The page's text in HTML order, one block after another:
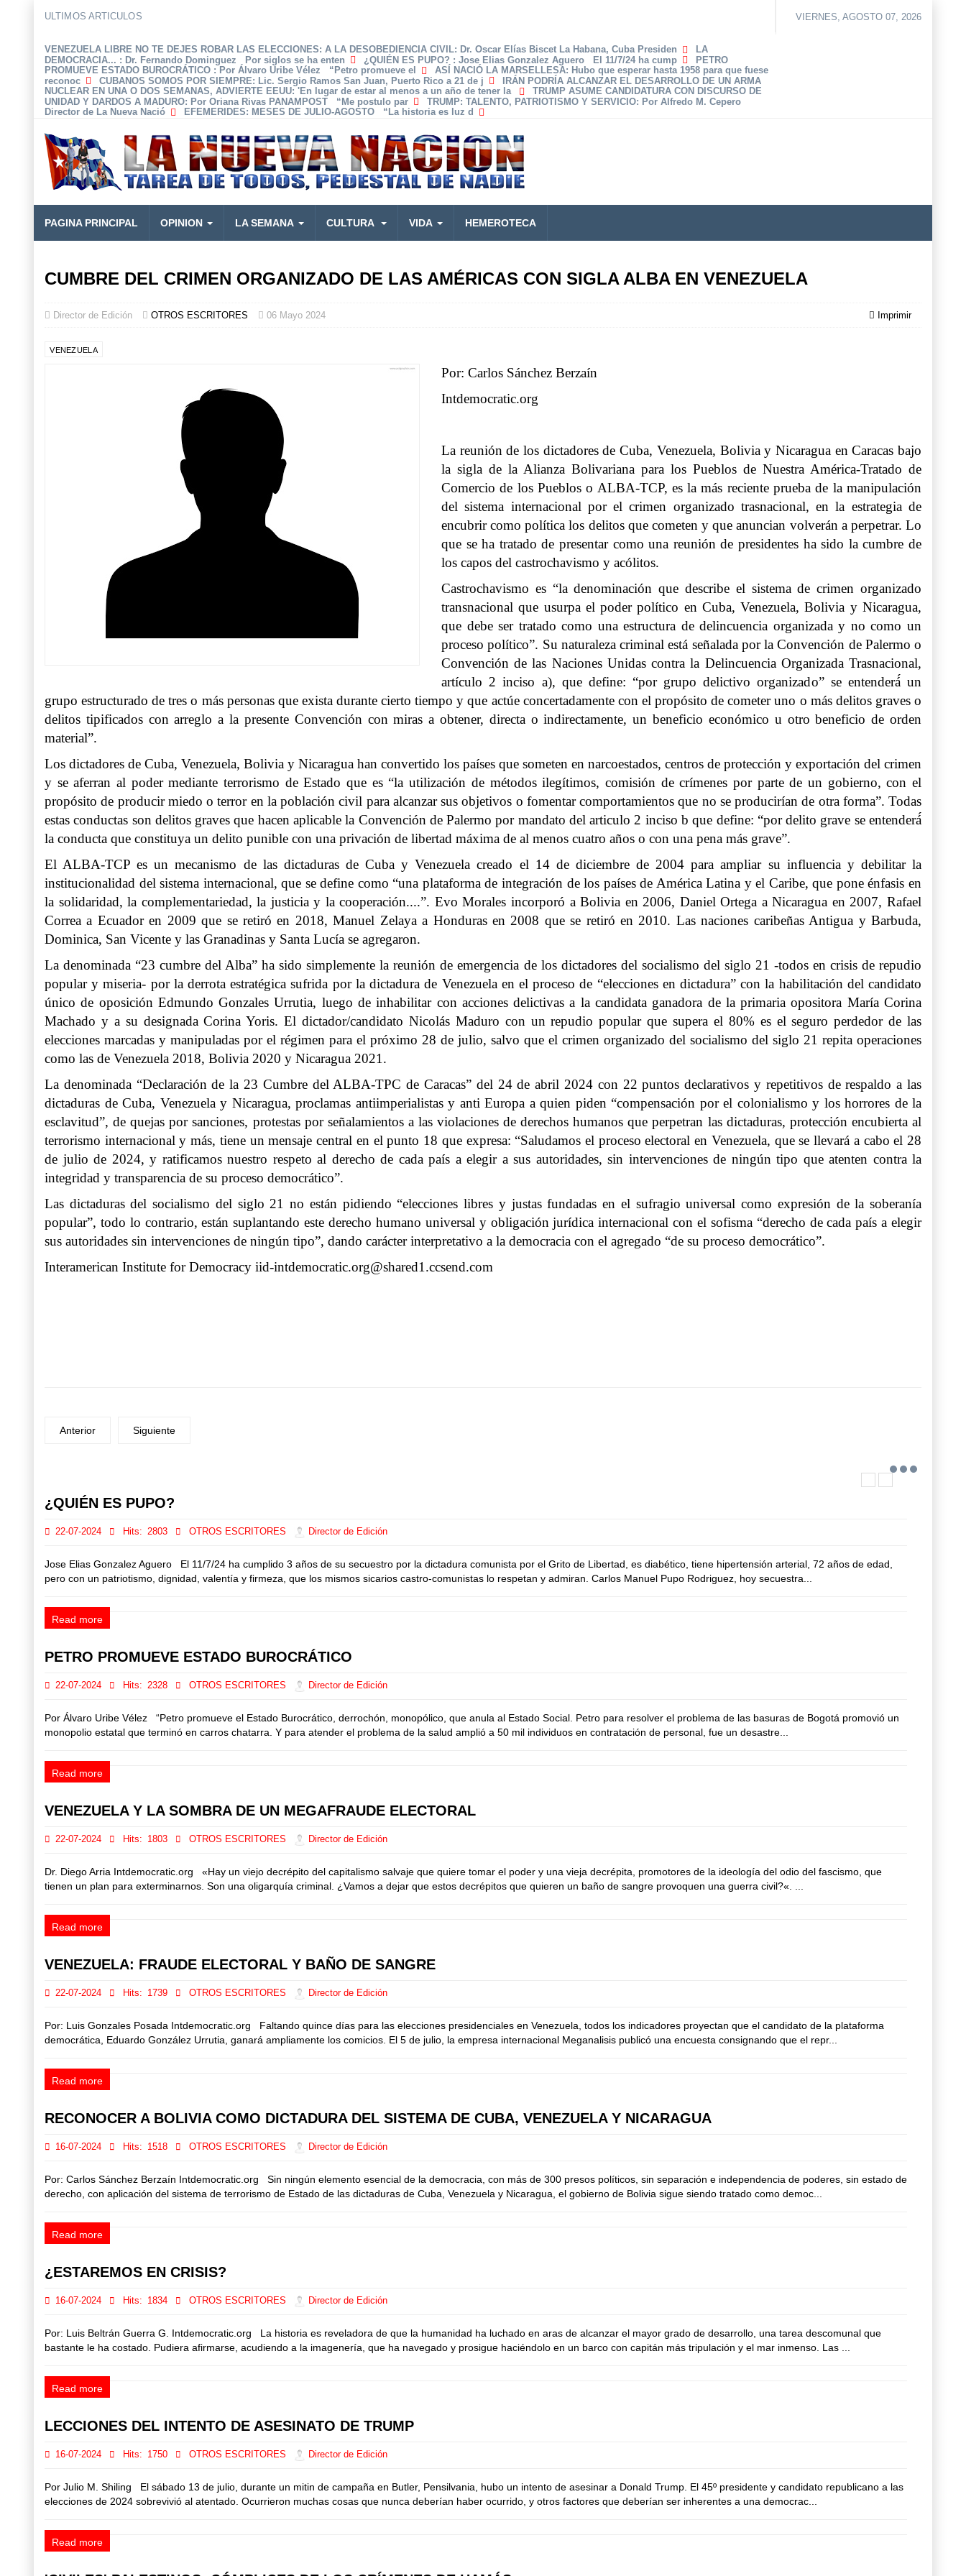
ULTIMOS ARTICULOS
VENEZUELA LIBRE NO TE DEJES ROBAR LAS ELECCIONES: A LA DESOBEDIENCIA CIVIL: Dr. Oscar Elías Biscet La Habana, Cuba Presiden
LA
DEMOCRACIA... : Dr. Fernando Dominguez Por siglos se ha enten ¿QUIÉN ES PUPO? : Jose Elias Gonzalez Aguero El 11/7/24 ha cump
PETRO
PROMUEVE ESTADO BUROCRÁTICO : Por Álvaro Uribe Vélez “Petro promueve el ASÍ NACIÓ LA MARSELLESA: Hubo que esperar hasta 1958 para que fuese
reconoc
CUBANOS SOMOS POR SIEMPRE: Lic. Sergio Ramos San Juan, Puerto Rico a 21 de j
IRÁN PODRÍA ALCANZAR EL DESARROLLO DE UN ARMA
NUCLEAR EN UNA O DOS SEMANAS, ADVIERTE EEUU: 'En lugar de estar al menos a un año de tener la
TRUMP ASUME CANDIDATURA CON DISCURSO DE
UNIDAD Y DARDOS A MADURO: Por Oriana Rivas PANAMPOST “Me postulo par TRUMP: TALENTO, PATRIOTISMO Y SERVICIO: Por Alfredo M. Cepero
Director de La Nueva Nació
EFEMERIDES: MESES DE JULIO-AGOSTO “La historia es luz d
VIERNES, AGOSTO 07, 2026
PAGINA PRINCIPAL OPINION LA SEMANA CULTURA VIDA HEMEROTECA
CUMBRE DEL CRIMEN ORGANIZADO DE LAS AMÉRICAS CON SIGLA ALBA EN VENEZUELA
Imprimir
Director de Edición OTROS ESCRITORES 06 Mayo 2024
VENEZUELA
Por: Carlos Sánchez Berzaín
Intdemocratic.org
La reunión de los dictadores de Cuba, Venezuela, Bolivia y Nicaragua en Caracas bajo
la sigla de la Alianza Bolivariana para los Pueblos de Nuestra América-Tratado de
Comercio de los Pueblos o ALBA-TCP, es la más reciente prueba de la manipulación
del sistema internacional por el crimen organizado trasnacional, en la estrategia de
encubrir como política los delitos que cometen y que anuncian volverán a perpetrar. Lo
que se ha tratado de presentar como una reunión de presidentes ha sido la cumbre de
los capos del castrochavismo y acólitos.
Castrochavismo es “la denominación que describe el sistema de crimen organizado
transnacional que usurpa el poder político en Cuba, Venezuela, Bolivia y Nicaragua,
que debe ser tratado como una estructura de delincuencia organizada y no como un
proceso político”. Su naturaleza criminal está señalada por la Convención de Palermo o
Convención de las Naciones Unidas contra la Delincuencia Organizada Trasnacional,
artículo 2 inciso a), que define: “por grupo delictivo organizado” se entenderá́ un
grupo estructurado de tres o más personas que exista durante cierto tiempo y que actúe concertadamente con el propósito de cometer uno o más delitos graves o
delitos tipificados con arreglo a la presente Convención con miras a obtener, directa o indirectamente, un beneficio económico u otro beneficio de orden
material”.
Los dictadores de Cuba, Venezuela, Bolivia y Nicaragua han convertido los países que someten en narcoestados, centros de protección y exportación del crimen
y se aferran al poder mediante terrorismo de Estado que es “la utilización de métodos ilegítimos, comisión de crímenes por parte de un gobierno, con el
propósito de producir miedo o terror en la población civil para alcanzar sus objetivos o fomentar comportamientos que no se producirían de otra forma”. Todas
estas conductas son delitos graves que hacen aplicable la Convención de Palermo por mandato del articulo 2 inciso b que define: “por delito grave se entenderá́
la conducta que constituya un delito punible con una privación de libertad máxima de al menos cuatro años o con una pena más grave”.
El ALBA-TCP es un mecanismo de las dictaduras de Cuba y Venezuela creado el 14 de diciembre de 2004 para ampliar su influencia y debilitar la
institucionalidad del sistema internacional, que se define como “una plataforma de integración de los países de América Latina y el Caribe, que pone énfasis en
la solidaridad, la complementariedad, la justicia y la cooperación....”. Evo Morales incorporó a Bolivia en 2006, Daniel Ortega a Nicaragua en 2007, Rafael
Correa a Ecuador en 2009 que se retiró en 2018, Manuel Zelaya a Honduras en 2008 que se retiró en 2010. Las naciones caribeñas Antigua y Barbuda,
Dominica, San Vicente y las Granadinas y Santa Lucía se agregaron.
La denominada “23 cumbre del Alba” ha sido simplemente la reunión de emergencia de los dictadores del socialismo del siglo 21 -todos en crisis de repudio
popular y miseria- por la derrota estratégica sufrida por la dictadura de Venezuela en el proceso de “elecciones en dictadura” con la habilitación del candidato
único de oposición Edmundo Gonzales Urrutia, luego de inhabilitar con acciones delictivas a la candidata ganadora de la primaria opositora María Corina
Machado y a su designada Corina Yoris. El dictador/candidato Nicolás Maduro con un repudio popular que supera el 80% es el seguro perdedor de las
elecciones marcadas y manipuladas por el régimen para el próximo 28 de julio, salvo que el crimen organizado del socialismo del siglo 21 repita operaciones
como las de Venezuela 2018, Bolivia 2020 y Nicaragua 2021.
La denominada “Declaración de la 23 Cumbre del ALBA-TPC de Caracas” del 24 de abril 2024 con 22 puntos declarativos y repetitivos de respaldo a las
dictaduras de Cuba, Venezuela y Nicaragua, proclamas antiimperialistas y anti Europa a quien piden “compensación por el colonialismo y los horrores de la
esclavitud”, de quejas por sanciones, protestas por señalamientos a las violaciones de derechos humanos que perpetran las dictaduras, protección encubierta al
terrorismo internacional y más, tiene un mensaje central en el punto 18 que expresa: “Saludamos el proceso electoral en Venezuela, que se llevará a cabo el 28
de julio de 2024, y ratificamos nuestro respeto al derecho de cada país a elegir a sus autoridades, sin intervenciones de ningún tipo que atenten contra la
integridad y transparencia de su proceso democrático”.
Las dictaduras del socialismo del siglo 21 no están pidiendo “elecciones libres y justas fundadas en el sufragio universal como expresión de la soberanía
popular”, todo lo contrario, están suplantando este derecho humano universal y obligación jurídica internacional con el sofisma “derecho de cada país a elegir
sus autoridades sin intervenciones de ningún tipo”, dando carácter interpretativo a la democracia con el agregado “de su proceso democrático”.
Interamerican Institute for Democracy iid-intdemocratic.org@shared1.ccsend.com
Anterior Siguiente
¿QUIÉN ES PUPO?
22-07-2024 Hits: 2803 OTROS ESCRITORES Director de Edición
Jose Elias Gonzalez Aguero El 11/7/24 ha cumplido 3 años de su secuestro por la dictadura comunista por el Grito de Libertad, es diabético, tiene hipertensión arterial, 72 años de edad,
pero con un patriotismo, dignidad, valentía y firmeza, que los mismos sicarios castro-comunistas lo respetan y admiran. Carlos Manuel Pupo Rodriguez, hoy secuestra...
Read more
PETRO PROMUEVE ESTADO BUROCRÁTICO
22-07-2024 Hits: 2328 OTROS ESCRITORES Director de Edición
Por Álvaro Uribe Vélez “Petro promueve el Estado Burocrático, derrochón, monopólico, que anula al Estado Social. Petro para resolver el problema de las basuras de Bogotá promovió un
monopolio estatal que terminó en carros chatarra. Y para atender el problema de la salud amplió a 50 mil individuos en contratación de personal, fue un desastre...
Read more
VENEZUELA Y LA SOMBRA DE UN MEGAFRAUDE ELECTORAL
22-07-2024 Hits: 1803 OTROS ESCRITORES Director de Edición
Dr. Diego Arria Intdemocratic.org «Hay un viejo decrépito del capitalismo salvaje que quiere tomar el poder y una vieja decrépita, promotores de la ideología del odio del fascismo, que
tienen un plan para exterminarnos. Son una oligarquía criminal. ¿Vamos a dejar que estos decrépitos que quieren un baño de sangre provoquen una guerra civil?«. ...
Read more
VENEZUELA: FRAUDE ELECTORAL Y BAÑO DE SANGRE
22-07-2024 Hits: 1739 OTROS ESCRITORES Director de Edición
Por: Luis Gonzales Posada Intdemocratic.org Faltando quince días para las elecciones presidenciales en Venezuela, todos los indicadores proyectan que el candidato de la plataforma
democrática, Eduardo González Urrutia, ganará ampliamente los comicios. El 5 de julio, la empresa internacional Meganalisis publicó una encuesta consignando que el repr...
Read more
RECONOCER A BOLIVIA COMO DICTADURA DEL SISTEMA DE CUBA, VENEZUELA Y NICARAGUA
16-07-2024 Hits: 1518 OTROS ESCRITORES Director de Edición
Por: Carlos Sánchez Berzaín Intdemocratic.org Sin ningún elemento esencial de la democracia, con más de 300 presos políticos, sin separación e independencia de poderes, sin estado de
derecho, con aplicación del sistema de terrorismo de Estado de las dictaduras de Cuba, Venezuela y Nicaragua, el gobierno de Bolivia sigue siendo tratado como democ...
Read more
¿ESTAREMOS EN CRISIS?
16-07-2024 Hits: 1834 OTROS ESCRITORES Director de Edición
Por: Luis Beltrán Guerra G. Intdemocratic.org La historia es reveladora de que la humanidad ha luchado en aras de alcanzar el mayor grado de desarrollo, una tarea descomunal que
bastante le ha costado. Pudiera afirmarse, acudiendo a la imagenería, que ha navegado y prosigue haciéndolo en un barco con capitán más tripulación y el mar inmenso. Las ...
Read more
LECCIONES DEL INTENTO DE ASESINATO DE TRUMP
16-07-2024 Hits: 1750 OTROS ESCRITORES Director de Edición
Por Julio M. Shiling El sábado 13 de julio, durante un mitin de campaña en Butler, Pensilvania, hubo un intento de asesinar a Donald Trump. El 45º presidente y candidato republicano a las
elecciones de 2024 sobrevivió al atentado. Ocurrieron muchas cosas que nunca deberían haber ocurrido, y otros factores que deberían ser inherentes a una democrac...
Read more